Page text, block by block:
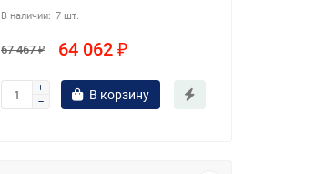
7 шт.
67 467 ₽ 64 062 ₽
В корзину